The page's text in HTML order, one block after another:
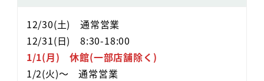
12/30(土) 通常営業
12/31(日) 8:30-18:00
1/1(月)
休館(一部店舗除く)
1/2(火)～ 通常営業